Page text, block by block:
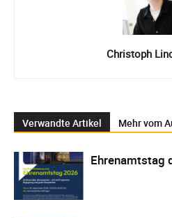
Christoph
Verwandte Artikel Mehr vom
Ehrenamtstag